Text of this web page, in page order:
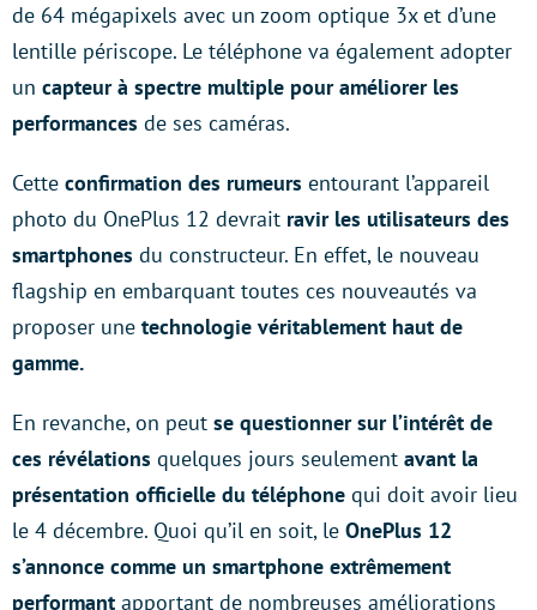
de 64 mégapixels avec un zoom optique 3x et d’une
lentille périscope. Le téléphone va également adopter
un capteur à spectre multiple pour améliorer les
performances de ses caméras.
Cette confirmation des rumeurs entourant l’appareil
photo du OnePlus 12 devrait ravir les utilisateurs des
smartphones du constructeur. En effet, le nouveau
flagship en embarquant toutes ces nouveautés va
proposer une technologie véritablement haut de
gamme.
En revanche, on peut se questionner sur l’intérêt de
ces révélations quelques jours seulement avant la
présentation officielle du téléphone qui doit avoir lieu
le 4 décembre. Quoi qu’il en soit, le OnePlus 12
s’annonce comme un smartphone extrêmement
performant apportant de nombreuses améliorations